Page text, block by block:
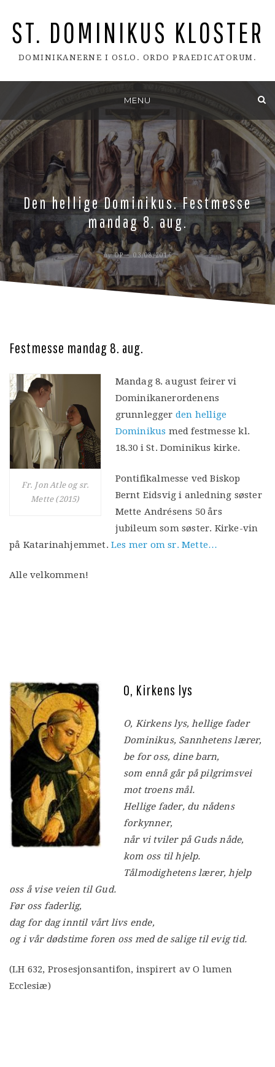
ST. DOMINIKUS KLOSTER
DOMINIKANERNE I OSLO. ORDO PRAEDICATORUM.
content
MENU
Den hellige Dominikus. Festmesse
mandag 8. aug.
byOP
POSTED
03/08/2016
Festmesse mandag 8. aug.
Fr. Jon Atle og sr.
Mette (2015)
Mandag 8. august feirer vi
Dominikanerordenens
grunnlegger den hellige
Dominikus med festmesse kl.
18.30 i St. Dominikus kirke.
Pontifikalmesse ved Biskop
Bernt Eidsvig i anledning søster
Mette Andrésens 50 års
jubileum som søster. Kirke-vin
på Katarinahjemmet. Les mer om sr. Mette…
Alle velkommen!
O, Kirkens lys
O, Kirkens lys, hellige fader
Dominikus, Sannhetens lærer,
be for oss, dine barn,
som ennå går på pilgrimsvei
mot troens mål.
Hellige fader, du nådens
forkynner,
når vi tviler på Guds nåde,
kom oss til hjelp.
Tålmodighetens lærer, hjelp
oss å vise veien til Gud.
Før oss faderlig,
dag for dag inntil vårt livs ende,
og i vår dødstime foren oss med de salige til evig tid.
(LH 632, Prosesjonsantifon, inspirert av O lumen
Ecclesiæ)